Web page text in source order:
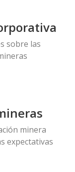
sobre las
minera
expectativas